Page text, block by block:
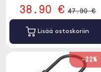
38.90 € 47.90 €
Lisää ostoskoriin
-22%